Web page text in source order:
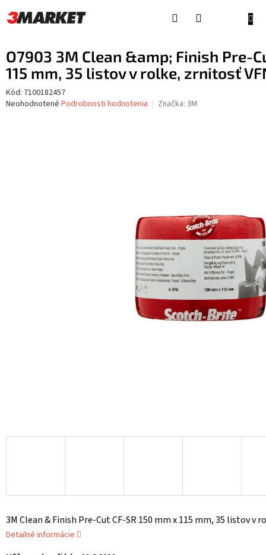
na
obsah
O7903 3M Clean &amp; Finish Pre-
115 mm, 35 listov v rolke, zrnitosť
Kód: 7100182457
Priemerné
Neohodnotené Podrobnosti hodnotenia Značka: 3M
3M Clean & Finish Pre-Cut CF-SR 150 mm x 115 mm, 35 listov v
Detailné informácie